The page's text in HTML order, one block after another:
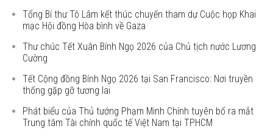
Tổng Bí thư Tô Lâm kết thúc chuyến tham dự Cuộc họp Khai
mạc Hội đồng Hòa bình về Gaza
Thư chúc Tết Xuân Bính Ngọ 2026 của Chủ tịch nước Lương
Cường
Tết Cộng đồng Bính Ngọ 2026 tại San Francisco: Nơi truyền
thống gặp gỡ tương lai
Phát biểu của Thủ tướng Phạm Minh Chính tuyên bố ra mắt
Trung tâm Tài chính quốc tế Việt Nam tại TPHCM